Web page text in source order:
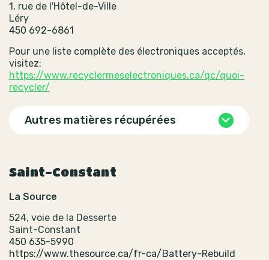
1, rue de l'Hôtel-de-Ville
Léry
450 692-6861
Pour une liste complète des électroniques acceptés,
visitez:
https://www.recyclermeselectroniques.ca/qc/quoi-
recycler/
Autres matières récupérées
Saint-Constant
La Source
524, voie de la Desserte
Saint-Constant
450 635-5990
https://www.thesource.ca/fr-ca/Battery-Rebuild